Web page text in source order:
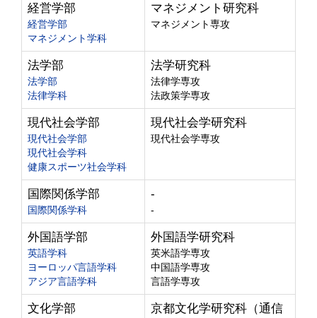
経営学部
経営学部
マネジメント学科
マネジメント研究科
マネジメント専攻
法学部
法学部
法律学科
法学研究科
法律学専攻
法政策学専攻
現代社会学部
現代社会学部
現代社会学科
健康スポーツ社会学科
現代社会学研究科
現代社会学専攻
国際関係学部
国際関係学科
-
-
外国語学部
英語学科
ヨーロッパ言語学科
アジア言語学科
外国語学研究科
英米語学専攻
中国語学専攻
言語学専攻
文化学部
京都文化学研究科（通信